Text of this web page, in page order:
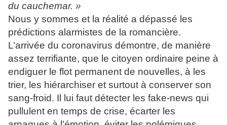
du cauchemar. »
Nous y sommes et la réalité a dépassé les
prédictions alarmistes de la romancière.
L’arrivée du coronavirus démontre, de manière
assez terrifiante, que le citoyen ordinaire peine à
endiguer le flot permanent de nouvelles, à les
trier, les hiérarchiser et surtout à conserver son
sang-froid. Il lui faut détecter les fake-news qui
pullulent en temps de crise, écarter les